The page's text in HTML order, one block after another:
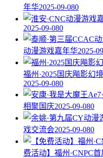
年华2025-09-080
2025-09-080
动漫游戏嘉年华2025-
福州·2025国庆飚影幻
2025-09-080
相聚国庆2025-09-080
戏交流会2025-09-080
费活动】福州·CNPC